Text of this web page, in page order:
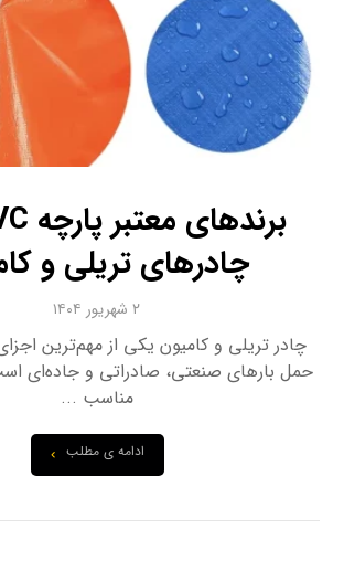
چادرهای تریلی و
۲ شهریور ۱۴۰۴
چادر تریلی و کامیون یکی از مهم‌ترین
حمل بارهای صنعتی، صادراتی و جاده‌ای
مناسب ...
ادامه ی مطلب